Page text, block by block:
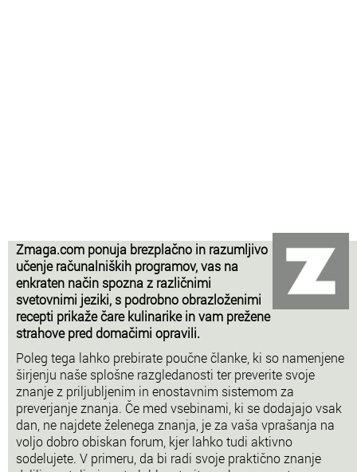
Zmaga.com ponuja brezplačno in razumljivo
učenje računalniških programov, vas na
enkraten način spozna z različnimi
svetovnimi jeziki, s podrobno obrazloženimi
recepti prikaže čare kulinarike in vam prežene
strahove pred domačimi opravili.
Poleg tega lahko prebirate poučne članke, ki so namenjene
širjenju naše splošne razgledanosti ter preverite svoje
znanje z priljubljenim in enostavnim sistemom za
preverjanje znanja. Če med vsebinami, ki se dodajajo vsak
dan, ne najdete želenega znanja, je za vaša vprašanja na
voljo dobro obiskan forum, kjer lahko tudi aktivno
sodelujete. V primeru, da bi radi svoje praktično znanje